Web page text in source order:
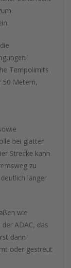
Tempolimits
50 Metern,
bei glatter
Strecke kann
zu
länger
wie
ADAC, das
dann
oder gestreut